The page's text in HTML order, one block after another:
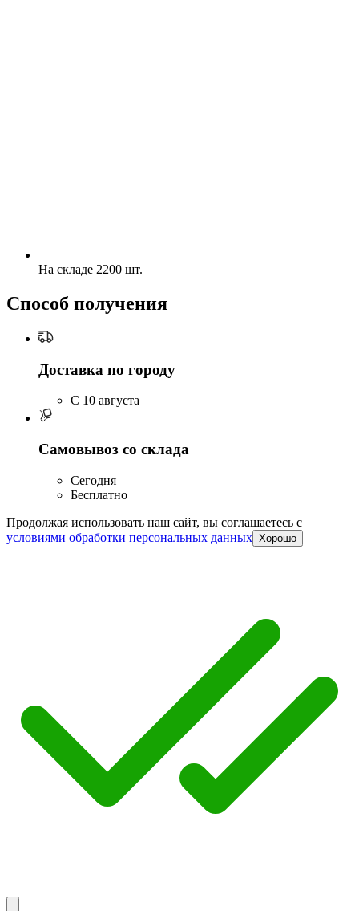
На складе 2200 шт.
Способ получения
Доставка по городу
C 10 августа
Самовывоз со склада
Сегодня
Бесплатно
Продолжая использовать наш сайт, вы соглашаетесь c
условиями обработки персональных данных Хорошо